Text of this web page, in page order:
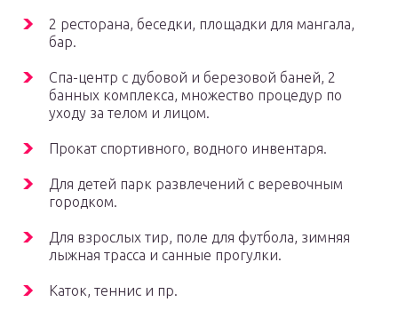
2 ресторана, беседки, площадки для мангала,
бар.
Спа-центр с дубовой и березовой баней, 2
банных комплекса, множество процедур по
уходу за телом и лицом.
Прокат спортивного, водного инвентаря.
Для детей парк развлечений с веревочным
городком.
Для взрослых тир, поле для футбола, зимняя
лыжная трасса и санные прогулки.
Каток, теннис и пр.